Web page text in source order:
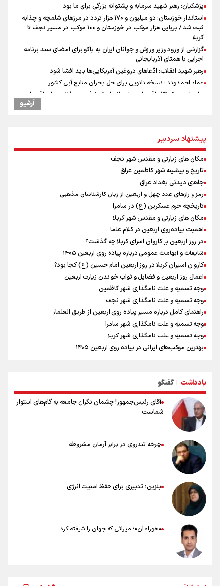
پزشکیان: رهبر شهید سرمایه و پشتوانه بزرگی برای ما بود
استاندار خوزستان: دو میلیون و ۱۷۰ هزار تردد در مرزهای شلمچه و چذابه
ثبت شد / برپایی هزار موکب در خوزستان و ۱۰۰ موکب در مسیر نجف تا
کربلا
گزارشی از ورود وزیر ورزش و جوانان ایران به باکو برای امضای سند برنامه
اجرایی با همتای آذربایجانی
رهبر شهید انقلاب: ادّعاهای دروغین آمریکایی‌ها باید افشا شود
عماد احمدوند : نسخه نانویی برای حل بحران منابع آبی کشور
جابجایی مرکز ثقل اقتصاد جهان انجام شد/ فرصت طلایی برای اقتصاد
تمرین تئاتر واگن ۱۵۰
کانادا دو مظنون تیراندازی در نزدیکی کنسولگری آمریکا را بازداشت کرد
توافق دنیامالی و همتای آذربایجانی برای گسترش همکاری‌های ورزش و
جوانان ایران و جمهوری آذربایجان/ امضای سند همکاری سه‌ساله فصل
تازه‌ای در روابط ورزشی دو کشور
نصیری: امیدوارم با خوشرنگ‌ترین مدال‌ها به ایران برگردیم/ حضور شهاب
حسینی در اردو به تیم انگیزه می‌دهد/ امیدوارم پرسپولیس فصل موفقی
داشته باشد
افزایش تعداد قربانیان تیراندازی در مدرسه تایلندی
دانیال شه‌بخش: اردوی ازبکستان کیفیت فنی تیم ملی را بالا برد/ برای
مدال ناگویا باید قهرمانان جهان و المپیک را شکست دهیم
میان صعود و سقوط
آرشیو
پیشنهاد سردبیر
مکان های زیارتی و مقدس شهر نجف
تاریخ و پیشینه شهر کاظمین عراق
جاهای دیدنی بغداد عراق
رمز و رازهای عدد چهل و اربعین از زبان کارشناسان مذهبی
تاریخچه حرم عسکرین (ع) در سامرا
مکان های زیارتی و مقدس شهر کربلا
اهمیت پیاده‌روی اربعین در کلام علما
در روز اربعین بر کاروان اسرای کربلا چه گذشت؟
شایعات و ابهامات عمومی درباره پیاده روی اربعین ۱۴۰۵
کاروان اسیران کربلا در روز اربعین امام حسین (ع) کجا بود؟
اعمال روز اربعین و فضایل و ثواب خواندن زیارت اربعین
وجه تسمیه و علت نامگذاری شهر کاظمین
وجه تسمیه و علت نامگذاری شهر نجف
راهنمای کامل درباره مسیر پیاده روی اربعین از طریق العلماء
وجه تسمیه و علت نامگذاری شهر سامرا
وجه تسمیه و علت نامگذاری شهر کربلا
بهترین موکب‌های ایرانی در پیاده روی اربعین ۱۴۰۵
۲۰ نکته دوستانه درباره پیاده روی اربعین و عراقی ها
یادداشت | گفتگو
آقای رئیس‌جمهور! چشمان نگران جامعه به گام‌های استوار
شماست
چرخه تندروی در برابر آرمان مشروطه
بنزین؛ تدبیری برای حفظ امنیت انرژی
«هورامان»؛ میراثی که جهان را شیفته کرد